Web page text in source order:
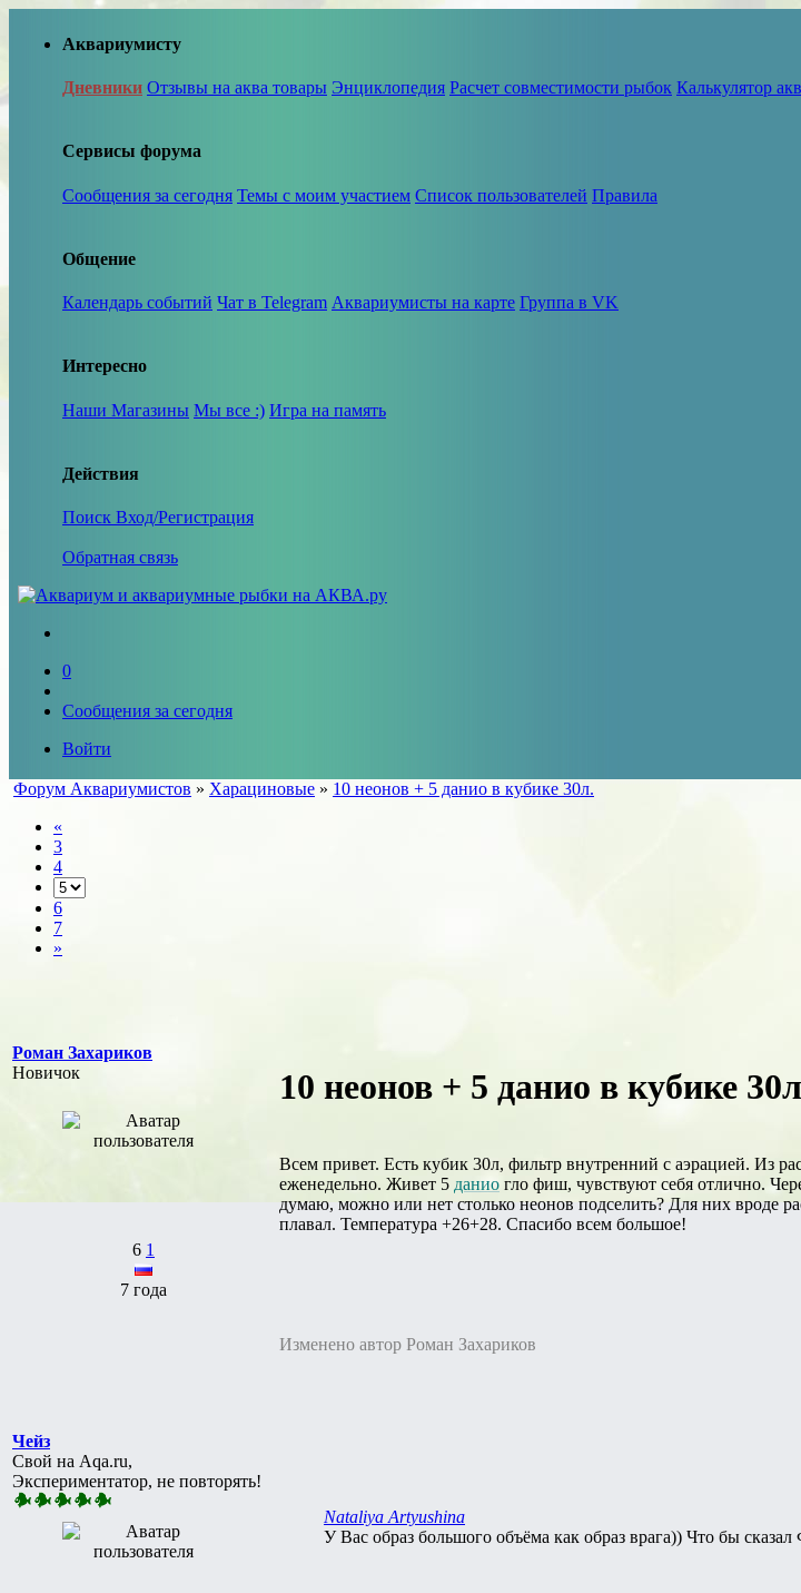
Аквариумисту
Дневники Отзывы на аква товары Энциклопедия Расчет совместимости рыбок Калькулятор
Сервисы форума
Сообщения за сегодня Темы с моим участием Список пользователей Правила
Общение
Календарь событий Чат в Telegram Аквариумисты на карте Группа в VK
Интересно
Наши Магазины Мы все :) Игра на память
Действия
Поиск Вход/Регистрация
Обратная связь
0
Сообщения за сегодня
Войти
Форум Аквариумистов » Харациновые » 10 неонов + 5 данио в кубике 30л.
«
3
4
6
7
»
Роман Захариков
Новичок
6 1
7 года
10 неонов + 5 данио в кубике
Всем привет. Есть кубик 30л, фильтр внутренний с аэрацией. Из
еженедельно. Живет 5 данио гло фиш, чувствуют себя отлично.
думаю, можно или нет столько неонов подселить? Для них вроде
плавал. Температура +26+28. Спасибо всем большое!
Изменено автор Роман Захариков
Чейз
Свой на Aqa.ru,
Экспериментатор, не повторять!
Nataliya Artyushina
У Вас образ большого объёма как образ врага)) Что бы сказал